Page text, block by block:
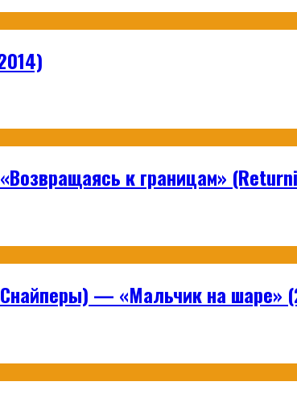
к границам»
— «Мальчик на шаре»